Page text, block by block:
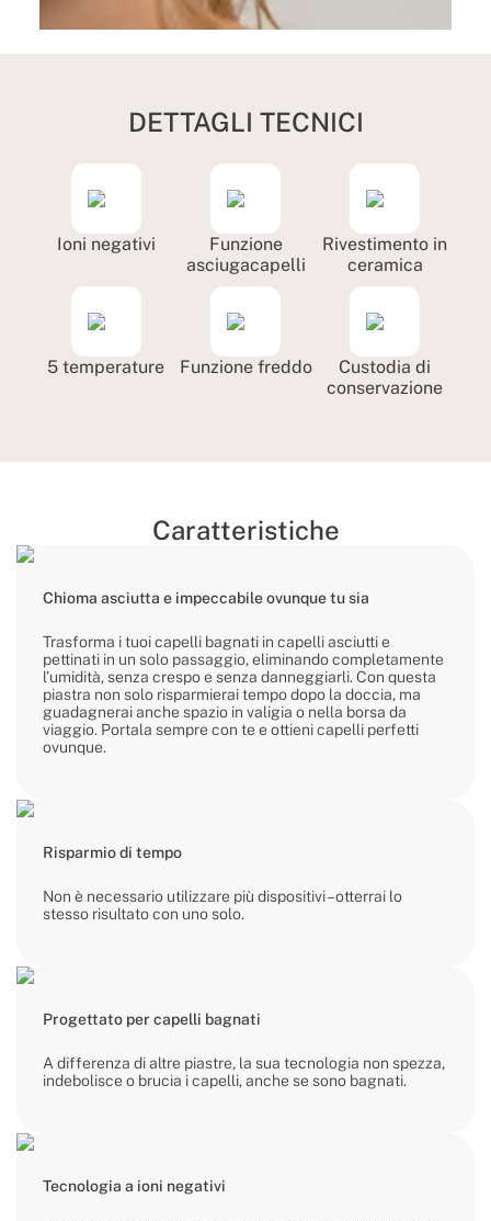
DETTAGLI TECNICI
Ioni negativi
Funzione
asciugacapelli
Rivestimento in
ceramica
5 temperature Funzione freddo
Custodia di
conservazione
Caratteristiche
Chioma asciutta e impeccabile ovunque tu sia
Trasforma i tuoi capelli bagnati in capelli asciutti e
pettinati in un solo passaggio, eliminando completamente
l’umidità, senza crespo e senza danneggiarli. Con questa
piastra non solo risparmierai tempo dopo la doccia, ma
guadagnerai anche spazio in valigia o nella borsa da
viaggio. Portala sempre con te e ottieni capelli perfetti
ovunque.
Risparmio di tempo
Non è necessario utilizzare più dispositivi – otterrai lo
stesso risultato con uno solo.
Progettato per capelli bagnati
A differenza di altre piastre, la sua tecnologia non spezza,
indebolisce o brucia i capelli, anche se sono bagnati.
Tecnologia a ioni negativi